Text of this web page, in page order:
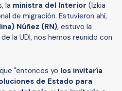
la ministra del Interior (Izkia
de migración. Estuvieron ahí,
Núñez (RN), estuvo la
la UDI, nos hemos reunido con
"entonces yo los invitaría
de Estado para